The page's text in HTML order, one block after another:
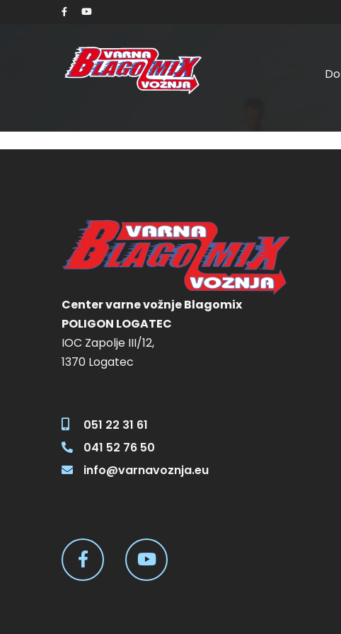
125,00 € Out of stock
II 125,00 € Add to cart
Center varne vožnje Blagomix
POLIGON LOGATEC
IOC Zapolje III/12,
1370 Logatec
051 22 31 61
041 52 76 50
info@varnavoznja.eu